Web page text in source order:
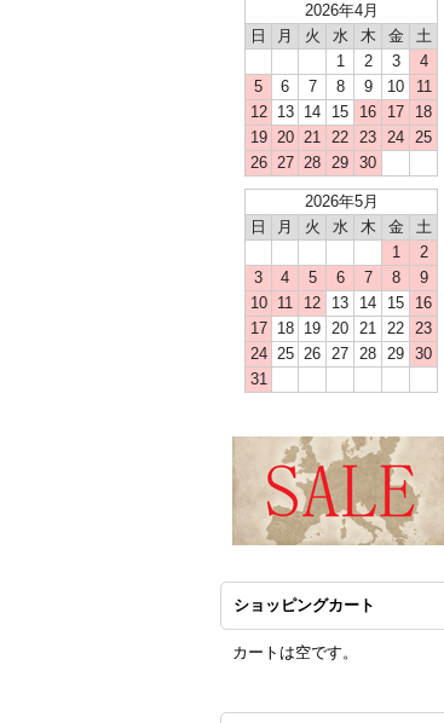
2026年4月
日
月 火 水 木 金
土
1
2 3
4
5
6 7 8 9 10
11
12
13 14 15 16 17
18
19 20 21 22 23 24 25
26 27 28 29 30
2026年5月
日
月 火 水 木 金
土
1
2
3
4 5 6 7 8
9
10
11 12 13 14 15
16
17
18 19 20 21 22 23
24 25 26 27 28 29 30
31
ショッピングカート
カートは空です。